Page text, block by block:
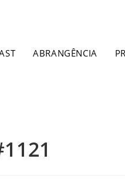
ABRANGÊNCIA